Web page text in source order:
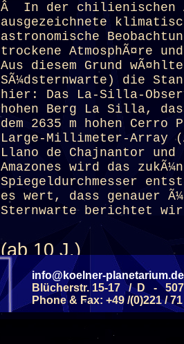
Â In der chilienischen
ausgezeichnete
astronomische
trockene AtmosphÃ¤re
Aus diesem Grund
SÃ¼dsternwarte) die
hier: Das La-Silla-
hohen Berg La Silla,
dem 2635 m hohen Cerro
Large-Millimeter-Array
Llano de Chajnantor und
Amazones wird das
Spiegeldurchmesser
es wert, dass genauer
Sternwarte berichtet
(ab 10 J.)
Diese
info@koelner-planetarium.de
Blücherstr. 15-17 / D -
Phone & Fax: +49 /(0)221 /